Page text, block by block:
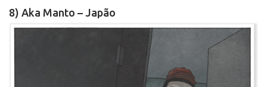
8) Aka Manto – Japão